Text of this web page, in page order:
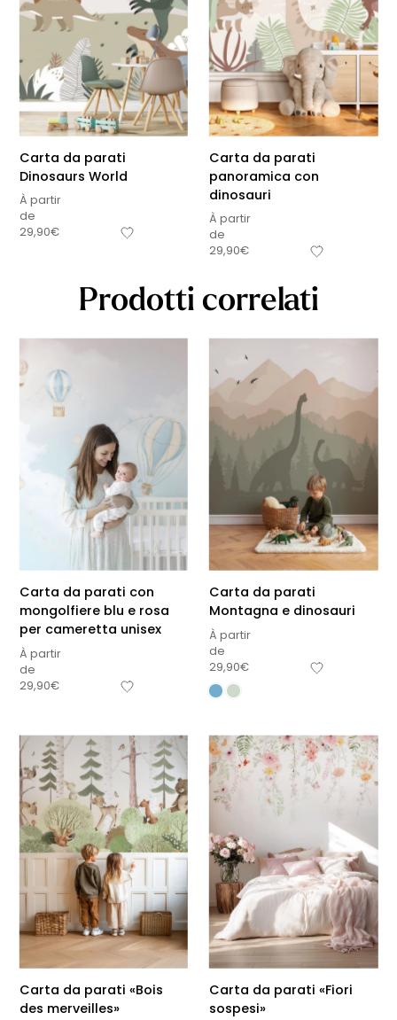
Carta da parati
Dinosaurs World
À partir
de
29,90€
Carta da parati
panoramica con
dinosauri
À partir
de
29,90€
Prodotti correlati
Carta da parati con
mongolfiere blu e rosa
per cameretta unisex
À partir
de
29,90€
Carta da parati
Montagna e dinosauri
À partir
de
29,90€
Carta da parati «Bois
des merveilles»
Carta da parati «Fiori
sospesi»